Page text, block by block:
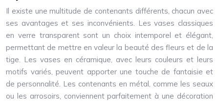
Il existe une multitude de contenants différents, chacun avec
ses avantages et ses inconvénients. Les vases classiques
en verre transparent sont un choix intemporel et élégant,
permettant de mettre en valeur la beauté des fleurs et de la
tige. Les vases en céramique, avec leurs couleurs et leurs
motifs variés, peuvent apporter une touche de fantaisie et
de personnalité. Les contenants en métal, comme les seaux
ou les arrosoirs, conviennent parfaitement à une décoration